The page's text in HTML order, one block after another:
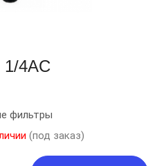
1/4AC
фильтры
(под заказ)